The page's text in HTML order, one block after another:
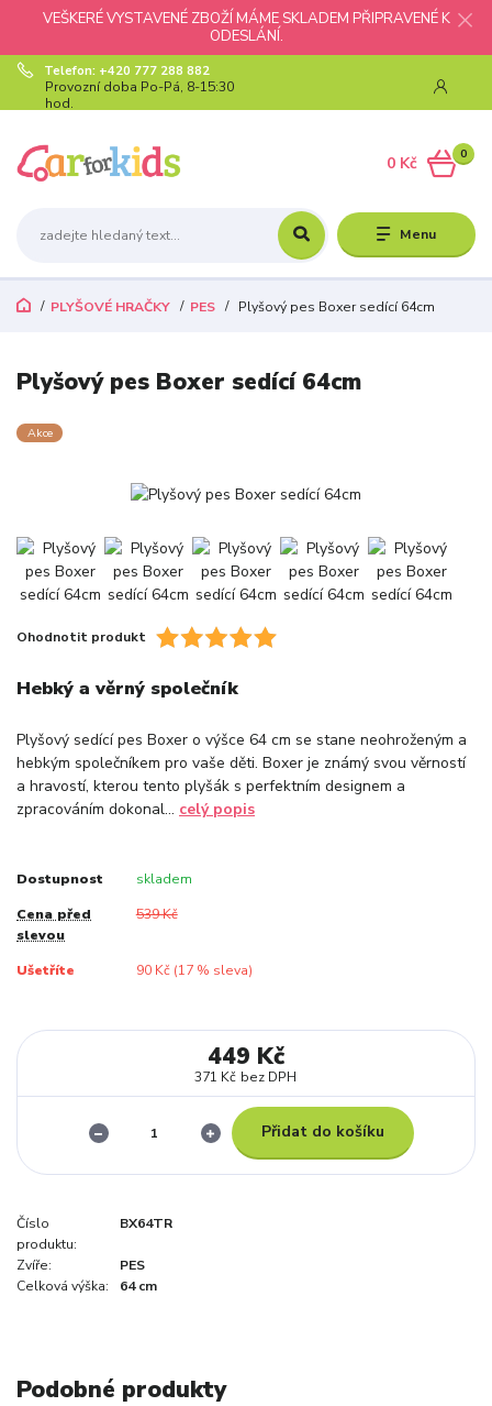
VEŠKERÉ VYSTAVENÉ ZBOŽÍ MÁME SKLADEM PŘIPRAVENÉ K
ODESLÁNÍ.
Menu
Telefon: +420 777 288 882
Provozní doba Po-Pá, 8-15:30
hod.
0
0 Kč
PLYŠOVÉ HRAČKY PES Plyšový pes Boxer sedící 64cm
Plyšový pes Boxer sedící 64cm
Akce
Ohodnotit produkt
Hebký a věrný společník
Plyšový sedící pes Boxer o výšce 64 cm se stane neohroženým a
hebkým společníkem pro vaše děti. Boxer je známý svou věrností
a hravostí, kterou tento plyšák s perfektním designem a
zpracováním dokonal... celý popis
Dostupnost skladem
Cena před
slevou
539 Kč
Ušetříte 90 Kč (17% sleva)
449 Kč
371 Kč bez DPH
Přidat do košíku
Číslo
produktu:
BX64TR
Zvíře:
PES
Celková výška:
64 cm
Podobné produkty